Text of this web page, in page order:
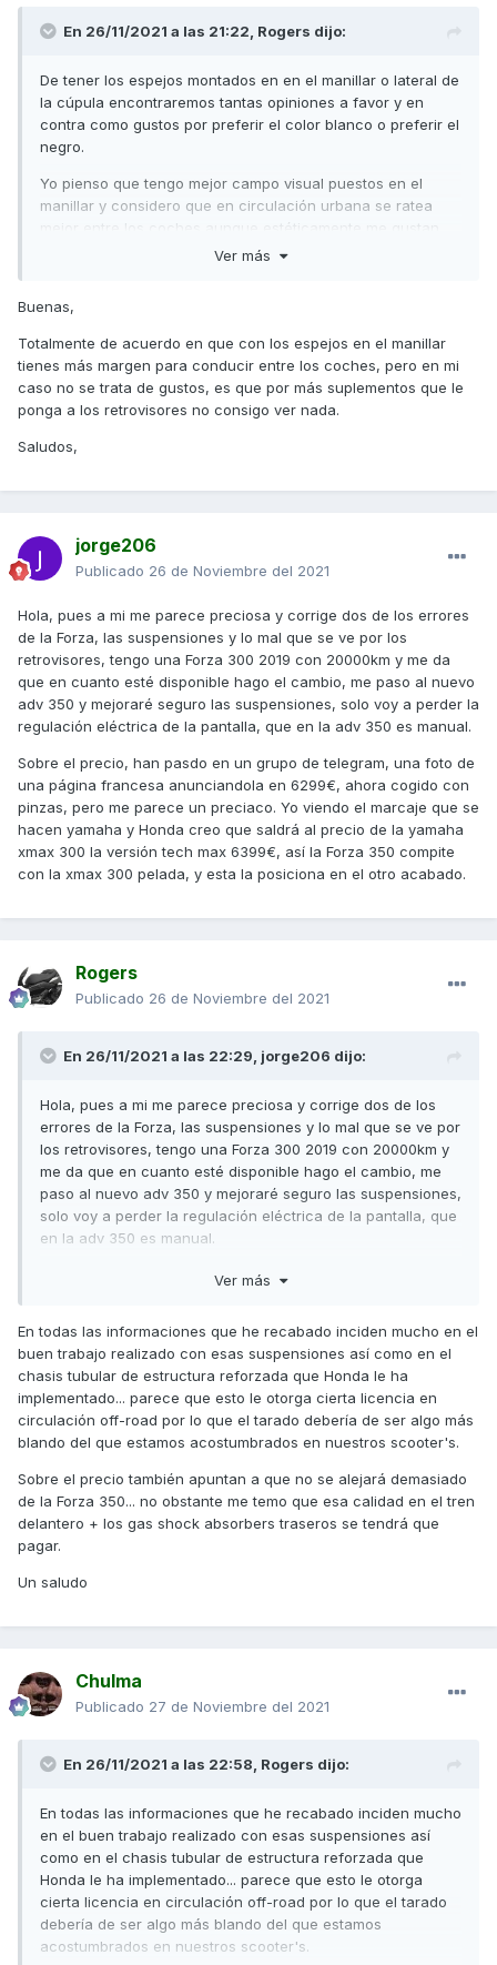
En 26/11/2021 a las 21:22, Rogers dijo:
De tener los espejos montados en en el manillar o lateral de
la cúpula encontraremos tantas opiniones a favor y en
contra como gustos por preferir el color blanco o preferir el
negro.
Yo pienso que tengo mejor campo visual puestos en el
manillar y considero que en circulación urbana se ratea
mejor entre los coches aunque estéticamente me gustan
más colocados en el carenado frontal.
Ver más
Buenas,
Totalmente de acuerdo en que con los espejos en el manillar
tienes más margen para conducir entre los coches, pero en mi
caso no se trata de gustos, es que por más suplementos que le
ponga a los retrovisores no consigo ver nada.
Saludos,
jorge206
Publicado 26 de Noviembre del 2021
Hola, pues a mi me parece preciosa y corrige dos de los errores
de la Forza, las suspensiones y lo mal que se ve por los
retrovisores, tengo una Forza 300 2019 con 20000km y me da
que en cuanto esté disponible hago el cambio, me paso al nuevo
adv 350 y mejoraré seguro las suspensiones, solo voy a perder la
regulación eléctrica de la pantalla, que en la adv 350 es manual.
Sobre el precio, han pasdo en un grupo de telegram, una foto de
una página francesa anunciandola en 6299€, ahora cogido con
pinzas, pero me parece un preciaco. Yo viendo el marcaje que se
hacen yamaha y Honda creo que saldrá al precio de la yamaha
xmax 300 la versión tech max 6399€, así la Forza 350 compite
con la xmax 300 pelada, y esta la posiciona en el otro acabado.
Rogers
Publicado 26 de Noviembre del 2021
En 26/11/2021 a las 22:29, jorge206 dijo:
Hola, pues a mi me parece preciosa y corrige dos de los
errores de la Forza, las suspensiones y lo mal que se ve por
los retrovisores, tengo una Forza 300 2019 con 20000km y
me da que en cuanto esté disponible hago el cambio, me
paso al nuevo adv 350 y mejoraré seguro las suspensiones,
solo voy a perder la regulación eléctrica de la pantalla, que
en la adv 350 es manual.
Sobre el precio, han pasdo en un grupo de telegram, una
viendo el marcaje que se hacen yamaha y Honda creo que
saldrá al precio de la yamaha xmax 300 la versión tech max
6399€, así la Forza 350 compite con la xmax 300 pelada, y
esta la posiciona en el otro acabado.
Ver más
En todas las informaciones que he recabado inciden mucho en el
buen trabajo realizado con esas suspensiones así como en el
chasis tubular de estructura reforzada que Honda le ha
implementado... parece que esto le otorga cierta licencia en
circulación off-road por lo que el tarado debería de ser algo más
blando del que estamos acostumbrados en nuestros scooter's.
Sobre el precio también apuntan a que no se alejará demasiado
de la Forza 350... no obstante me temo que esa calidad en el tren
delantero + los gas shock absorbers traseros se tendrá que
pagar.
Un saludo
Chulma
Publicado 27 de Noviembre del 2021
En 26/11/2021 a las 22:58, Rogers dijo:
En todas las informaciones que he recabado inciden mucho
en el buen trabajo realizado con esas suspensiones así
como en el chasis tubular de estructura reforzada que
Honda le ha implementado... parece que esto le otorga
cierta licencia en circulación off-road por lo que el tarado
debería de ser algo más blando del que estamos
acostumbrados en nuestros scooter's.